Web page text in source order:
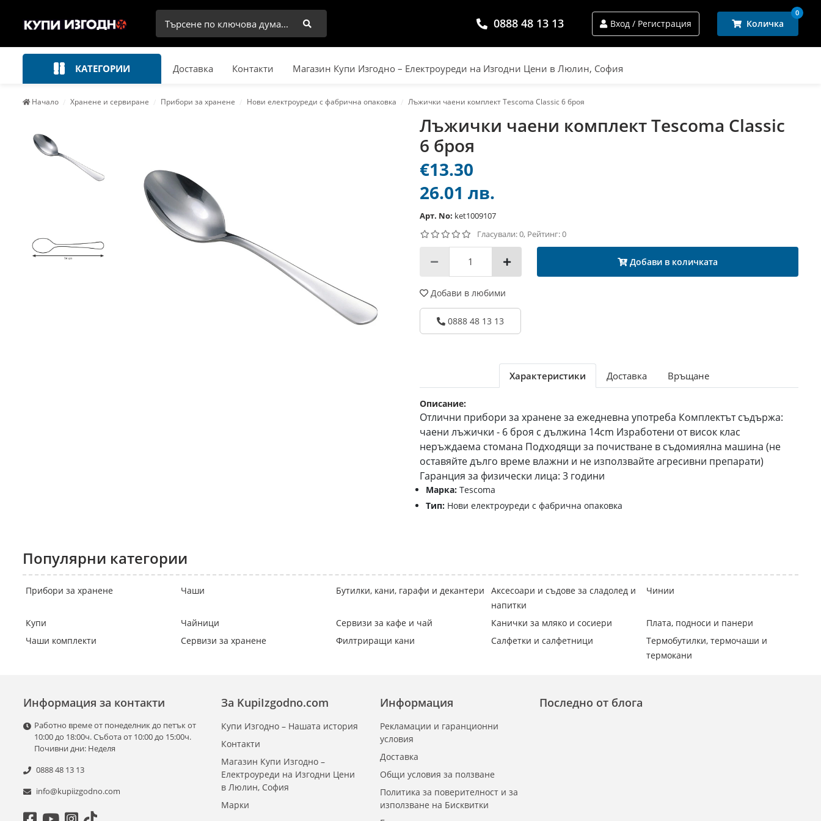
Търси 0888 48 13 13 Вход / Регистрация Количка
0
КАТЕГОРИИ Доставка Контакти Магазин Купи Изгодно – Електроуреди на Изгодни Цени в Люлин, София
Начало Хранене и сервиране Прибори за хранене Нови електроуреди с фабрична опаковка Лъжички чаени комплект Tescoma Classic 6 броя
Лъжички чаени комплект Tescoma Classic
6 броя
€13.30
26.01 лв.
Арт. No: ket1009107
Гласували: 0, Рейтинг: 0
Добави в количката
Добави в любими
0888 48 13 13
Характеристики Доставка Връщане
Описание:
Отлични прибори за хранене за ежедневна употреба Комплектът съдържа:
чаени лъжички - 6 броя с дължина 14cm Изработени от висок клас
неръждаема стомана Подходящи за почистване в съдомиялна машина (не
оставяйте дълго време влажни и не използвайте агресивни препарати)
Гаранция за физически лица: 3 години
Марка: Tescoma
Тип: Нови електроуреди с фабрична опаковка
Популярни категории
Прибори за хранене Чаши Бутилки, кани, гарафи и декантери
Аксесоари и съдове за сладолед и
напитки
Чинии
Купи Чайници Сервизи за кафе и чай Канички за мляко и сосиери
Плата, подноси и панери
Чаши комплекти
Сервизи за хранене Филтриращи кани Салфетки и салфетници
Термобутилки, термочаши и
термокани
Информация за контакти
Работно време от понеделник до петък от
10:00 до 18:00ч. Събота от 10:00 до 15:00ч.
Почивни дни: Неделя
0888 48 13 13
info@kupiizgodno.com
Информация
Рекламации и гаранционни
условия
Доставка
Общи условия за ползване
Политика за поверителност и за
използване на Бисквитки
За KupiIzgodno.com
Купи Изгодно – Нашата история
Контакти
Магазин Купи Изгодно –
Електроуреди на Изгодни Цени
в Люлин, София
Марки
Последно от блога